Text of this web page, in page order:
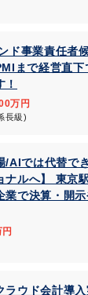
ド事業責任者
まで経営直
万円
長級)
/AIでは代替で
ナルへ】 東京
業で決算・開
ラウド会計導